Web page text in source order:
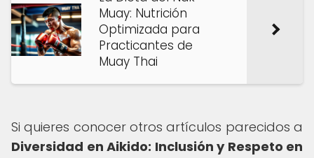
Muay: Nutrición
Optimizada para
Practicantes de
Muay Thai
Si quieres conocer otros artículos parecidos a
Diversidad en Aikido: Inclusión y Respeto en